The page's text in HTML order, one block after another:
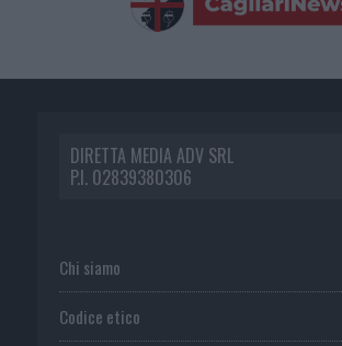
DIRETTA MEDIA ADV SRL
P.I. 02839380306
Chi siamo
Codice etico